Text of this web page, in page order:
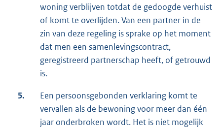
woning verblijven totdat de gedoogde verhuist
of komt te overlijden. Van een partner in de
zin van deze regeling is sprake op het moment
dat men een samenlevingscontract,
geregistreerd partnerschap heeft, of getrouwd
is.
5.
Een persoonsgebonden verklaring komt te
vervallen als de bewoning voor meer dan één
jaar onderbroken wordt. Het is niet mogelijk